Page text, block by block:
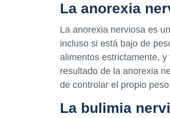
La anorexia
La anorexia nerviosa es
incluso si está bajo de
alimentos estrictamente,
resultado de la anorexia
de controlar el propio
La bulimia